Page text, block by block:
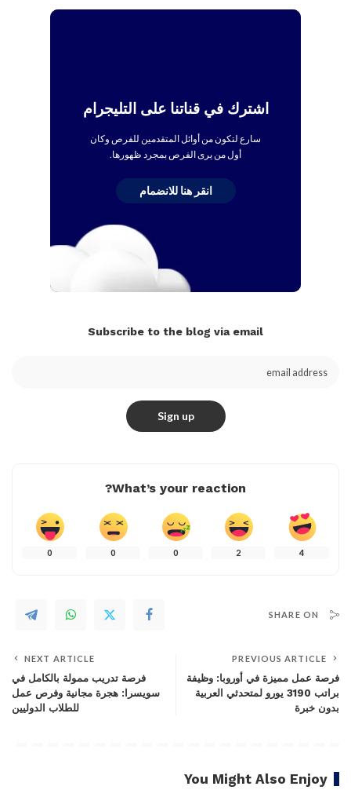
اشترك في قناتنا على التليجرام
سارع لتكون من أوائل المتقدمين للفرص وكان
أول من يرى الفرص بمجرد ظهورها.
انقر هنا للانضمام
Subscribe to the blog via email
What’s your reaction?
4
2
0
0
0
SHARE ON
PREVIOUS ARTICLE
فرصة عمل مميزة في أوروبا: وظيفة
براتب 3190 يورو لمتحدثي العربية
بدون خبرة
NEXT ARTICLE
فرصة تدريب ممولة بالكامل في
سويسرا: هجرة مجانية وفرص عمل
للطلاب الدوليين
You Might Also Enjoy